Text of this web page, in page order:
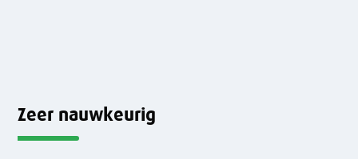
Zeer nauwkeurig